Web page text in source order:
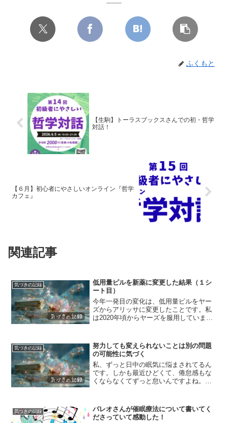
ふくもと
【生駒】トーラスブックスさんでの初・哲学
対話！
【６月】初心者にやさしいオンライン『哲学
カフェ』
関連記事
気づきの記録
低用量ピルを新薬に変更した結果（１シ
ート目）
今年一発目の変化は、低用量ピルをヤー
ズからアリッサに変更したことです。私
は2020年頃からヤーズを服用していま
うな症状がひどいことを母親に嘲笑され
てきた自分ですが、生...
気づきの記録
努力しても変えられないことは別の問題
の可能性に気づく
私、ずっと日中の眠気に悩まされてるん
です。しかも最近ひどくて、倦怠感もな
くならなくてずっと怠いんですよね。て
時頃に寝て７時に起きるみたいな生活し
ていたので、そりゃあ身体...
気づきの記録
パレオさんが催眠療法について書いてく
ださっていて感動した！